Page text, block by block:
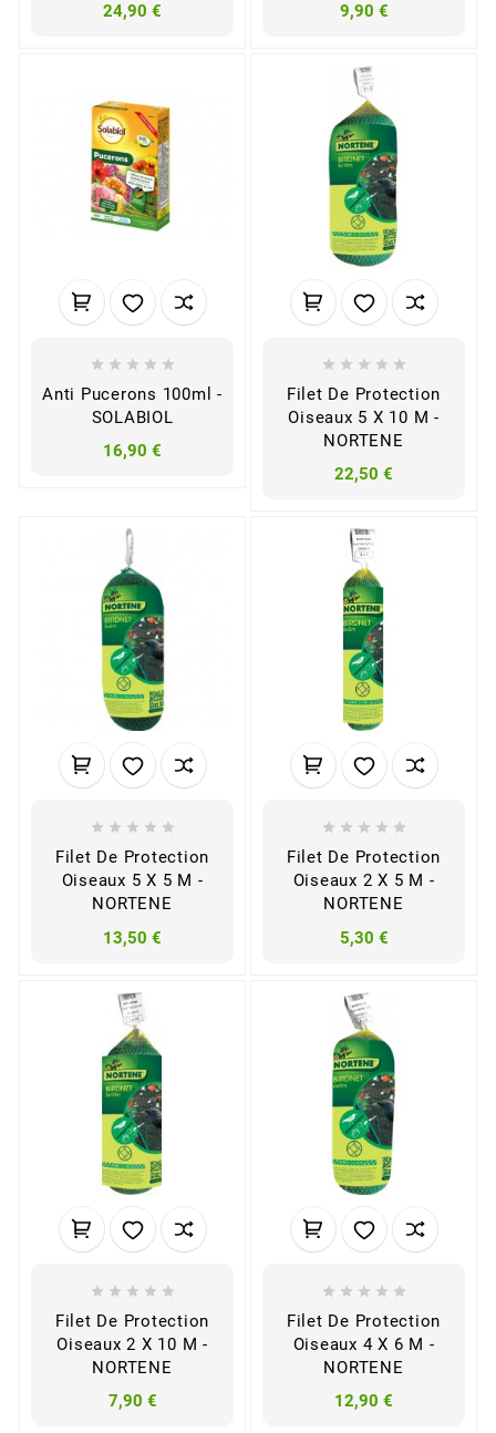
24,90 €
9,90 €
    
Anti Pucerons 100ml -
SOLABIOL
16,90 €
    
Filet De Protection
Oiseaux 5 X 10 M -
NORTENE
22,50 €
    
Filet De Protection
Oiseaux 5 X 5 M -
NORTENE
13,50 €
    
Filet De Protection
Oiseaux 2 X 5 M -
NORTENE
5,30 €
    
Filet De Protection
Oiseaux 2 X 10 M -
NORTENE
7,90 €
    
Filet De Protection
Oiseaux 4 X 6 M -
NORTENE
12,90 €